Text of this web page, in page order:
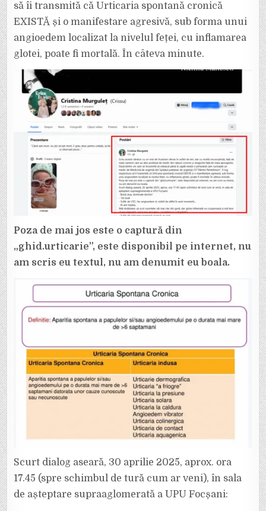
să îi transmită că Urticaria spontană cronică
EXISTĂ și o manifestare agresivă, sub forma unui
angioedem localizat la nivelul feței, cu inflamarea
glotei, poate fi mortală. În câteva minute.
Poza de mai jos este o captură din
„ghid.urticarie”, este disponibil pe internet, nu
am scris eu textul, nu am denumit eu boala.
Scurt dialog aseară, 30 aprilie 2025, aprox. ora
17.45 (spre schimbul de tură cum ar veni), în sala
de așteptare supraaglomerată a UPU Focșani: